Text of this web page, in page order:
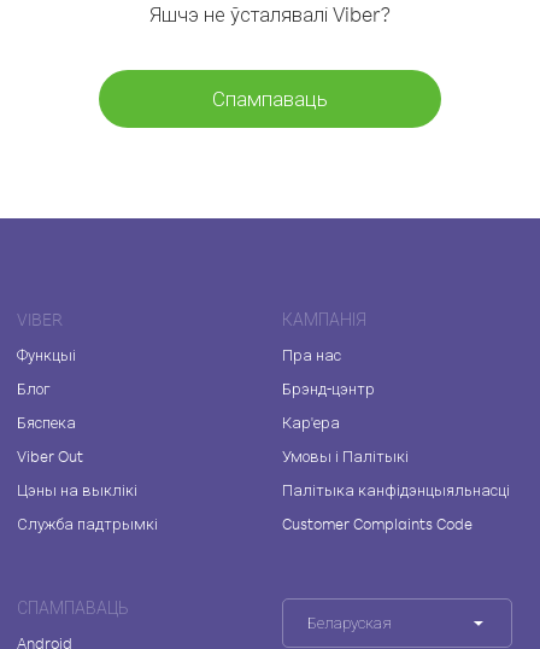
Яшчэ не ўсталявалі Viber?
Спампаваць
VIBER
Функцыі
Блог
Бяспека
Viber Out
Цэны на выклікі
Служба падтрымкі
КАМПАНІЯ
Пра нас
Брэнд-цэнтр
Кар'ера
Умовы і Палітыкі
Палітыка канфідэнцыяльнасці
Customer Complaints Code
СПАМПАВАЦЬ
Android
Беларуская